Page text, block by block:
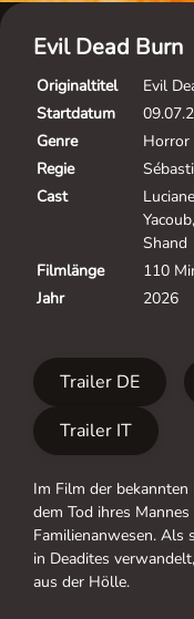
Evil Dead Burn
Originaltitel
Evil
Startdatum
Genre
Horror
Regie
Cast
Shand
Filmlänge
110
Jahr
2026
Trailer DE
Trailer IT
Im Film der
dem Tod ihres
Familienanwesen. Als
in Deadites
aus der Hölle.